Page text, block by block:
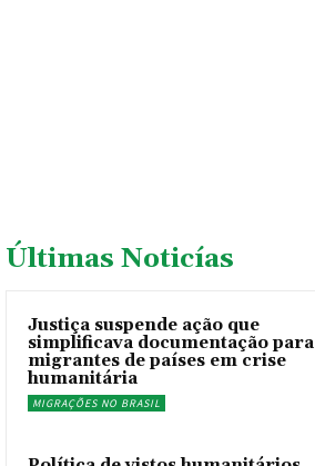
Últimas Noticías
Justiça suspende ação que
simplificava documentação para
migrantes de países em crise
humanitária
MIGRAÇÕES NO BRASIL